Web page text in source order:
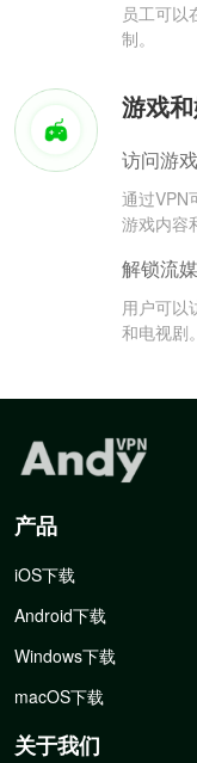
员工可以
制。
游戏
访问游
通过VPN
游戏内容
解锁流
用户可以
和电视剧。
产品
iOS下载
Android下载
Windows下载
macOS下载
关于我们